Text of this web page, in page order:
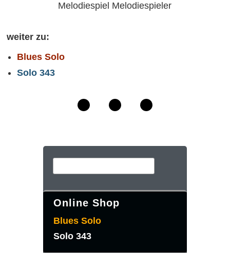
Melodiespiel Melodiespieler
weiter zu:
Blues Solo
Solo 343
Online Shop
Blues Solo
Solo 343